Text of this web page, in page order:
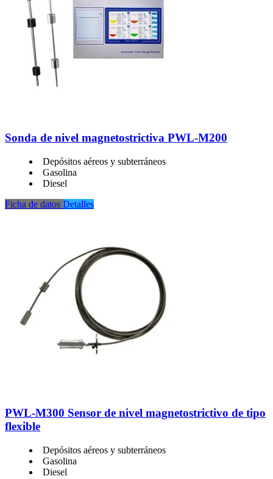
Sonda de nivel magnetostrictiva PWL-M200
Depósitos aéreos y subterráneos
Gasolina
Diesel
Ficha de datos Detalles
PWL-M300 Sensor de nivel magnetostrictivo de tipo
flexible
Depósitos aéreos y subterráneos
Gasolina
Diesel